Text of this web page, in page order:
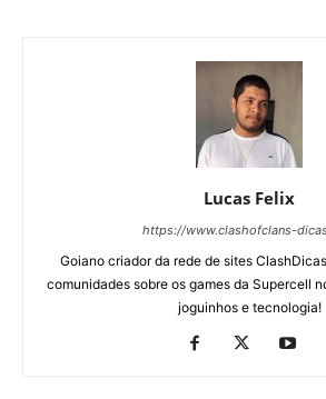
Lucas Felix
https://www.clashofclans-
Goiano criador da rede de sites
comunidades sobre os games da Supercell
joguinhos e tecnologia!